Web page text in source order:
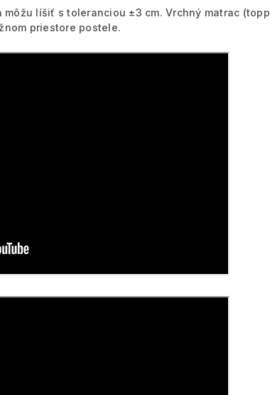
môžu líšiť s toleranciou ±3 cm. Vrchný matrac
priestore postele.